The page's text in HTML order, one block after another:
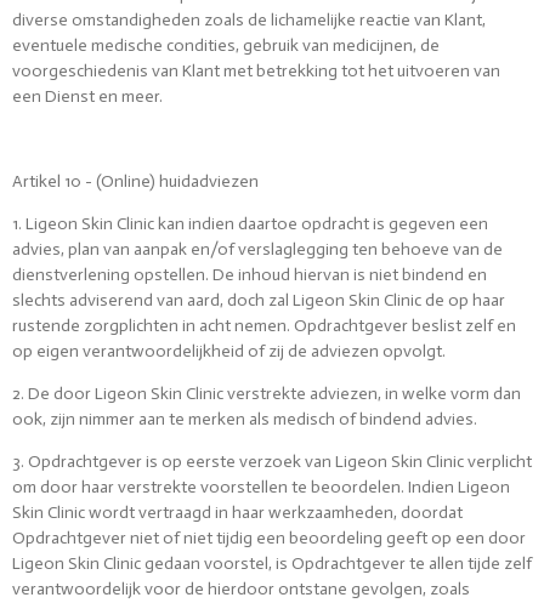
diverse omstandigheden zoals de lichamelijke reactie van Klant,
eventuele medische condities, gebruik van medicijnen, de
voorgeschiedenis van Klant met betrekking tot het uitvoeren van
een Dienst en meer.
Artikel 10 - (Online) huidadviezen
1. Ligeon Skin Clinic kan indien daartoe opdracht is gegeven een
advies, plan van aanpak en/of verslaglegging ten behoeve van de
dienstverlening opstellen. De inhoud hiervan is niet bindend en
slechts adviserend van aard, doch zal Ligeon Skin Clinic de op haar
rustende zorgplichten in acht nemen. Opdrachtgever beslist zelf en
op eigen verantwoordelijkheid of zij de adviezen opvolgt.
2. De door Ligeon Skin Clinic verstrekte adviezen, in welke vorm dan
ook, zijn nimmer aan te merken als medisch of bindend advies.
3. Opdrachtgever is op eerste verzoek van Ligeon Skin Clinic verplicht
om door haar verstrekte voorstellen te beoordelen. Indien Ligeon
Skin Clinic wordt vertraagd in haar werkzaamheden, doordat
Opdrachtgever niet of niet tijdig een beoordeling geeft op een door
Ligeon Skin Clinic gedaan voorstel, is Opdrachtgever te allen tijde zelf
verantwoordelijk voor de hierdoor ontstane gevolgen, zoals